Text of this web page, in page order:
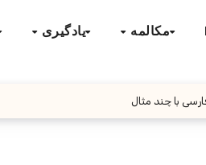
مکالمه یادگیری